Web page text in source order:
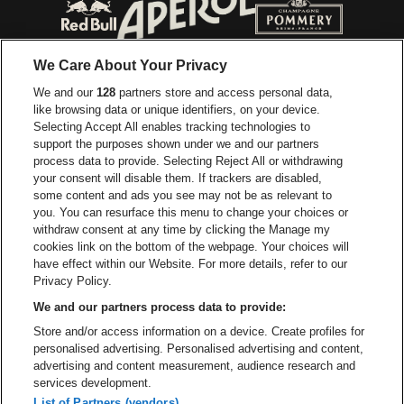
Ga naar de website van Red BullGa naar de
Ga naar de website van Het logo van
Ga naar de
Ga naar de website van Croky
Ga naar de website van
Ga naar de website van Le Soir
Ga naar de
Ga naar de website van
Vorst Nationaal is een deel van be•at
Vorst Nationaal
Be-At Venues
Schijnpoortweg 119, 2170 Antwerpen
BTW (BE) 0461.051.688 - RPR Antwerpen
BNP Paribas Fortis - IBAN: BE93 2200 4925 0067 - BIC:
We Care About Your Privacy
We and our128 partners store and access personal data,
like browsing data or unique identifiers, on your device.
Selecting Accept All enables tracking technologies to
support the purposes shown under we and our partners
process data to provide. Selecting Reject All or withdrawing
your consent will disable them. If trackers are disabled,
some content and ads you see may not be as relevant to
you. You can resurface this menu to change your choices or
withdraw consent at any time by clicking the Manage my
cookies link on the bottom of the webpage. Your choices will
have effect within our Website. For more details, refer to our
Privacy Policy.
We and our partners process data to provide:
Store and/or access information on a device. Create profiles for
personalised advertising. Personalised advertising and content,
advertising and content measurement, audience research and
services development.